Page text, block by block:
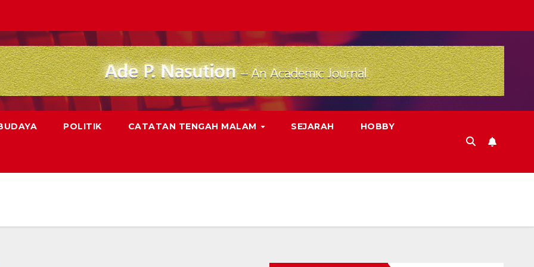
POLITIK CATATAN TENGAH MALAM SEJARAH HOBBY